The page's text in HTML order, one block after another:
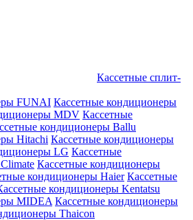
Кассетные сплит-
FUNAI Кассетные кондиционеры
MDV Кассетные
кондиционеры Ballu
Hitachi Кассетные кондиционеры
LG Кассетные
Кассетные кондиционеры
кондиционеры Haier Кассетные
кондиционеры Kentatsu
MIDEA Кассетные кондиционеры
Thaicon